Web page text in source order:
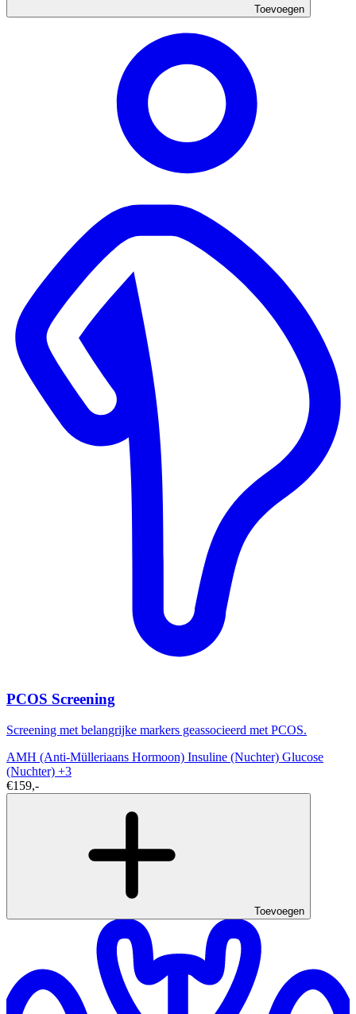
Toevoegen
PCOS Screening
Screening met belangrijke markers geassocieerd met PCOS.
AMH (Anti-Mülleriaans Hormoon) Insuline (Nuchter) Glucose
(Nuchter) +3
€159,-
Toevoegen